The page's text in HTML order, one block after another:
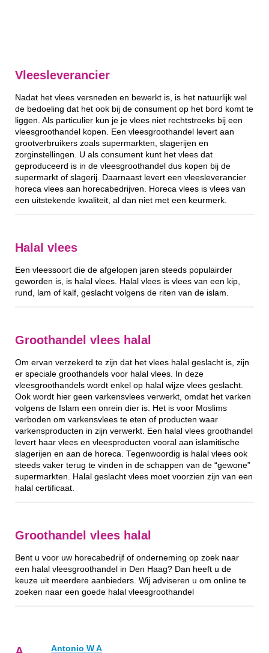
Vleesleverancier
Nadat het vlees versneden en bewerkt is, is het natuurlijk wel
de bedoeling dat het ook bij de consument op het bord komt te
liggen. Als particulier kun je je vlees niet rechtstreeks bij een
vleesgroothandel kopen. Een vleesgroothandel levert aan
grootverbruikers zoals supermarkten, slagerijen en
zorginstellingen. U als consument kunt het vlees dat
geproduceerd is in de vleesgroothandel dus kopen bij de
supermarkt of slagerij. Daarnaast levert een vleesleverancier
horeca vlees aan horecabedrijven. Horeca vlees is vlees van
een uitstekende kwaliteit, al dan niet met een keurmerk.
Halal vlees
Een vleessoort die de afgelopen jaren steeds populairder
geworden is, is halal vlees. Halal vlees is vlees van een kip,
rund, lam of kalf, geslacht volgens de riten van de islam.
Groothandel vlees halal
Om ervan verzekerd te zijn dat het vlees halal geslacht is, zijn
er speciale groothandels voor halal vlees. In deze
vleesgroothandels wordt enkel op halal wijze vlees geslacht.
Ook wordt hier geen varkensvlees verwerkt, omdat het varken
volgens de Islam een onrein dier is. Het is voor Moslims
verboden om varkensvlees te eten of producten waar
varkensproducten in zijn verwerkt. Een halal vlees groothandel
levert haar vlees en vleesproducten vooral aan islamitische
slagerijen en aan de horeca. Tegenwoordig is halal vlees ook
steeds vaker terug te vinden in de schappen van de “gewone”
supermarkten. Halal geslacht vlees moet voorzien zijn van een
halal certificaat.
Groothandel vlees halal
Bent u voor uw horecabedrijf of onderneming op zoek naar
een halal vleesgroothandel in Den Haag? Dan heeft u de
keuze uit meerdere aanbieders. Wij adviseren u om online te
zoeken naar een goede halal vleesgroothandel
Antonio W A